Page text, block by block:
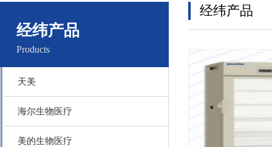
经纬产品
Products
天美
海尔生物医疗
美的生物医疗
经纬产品